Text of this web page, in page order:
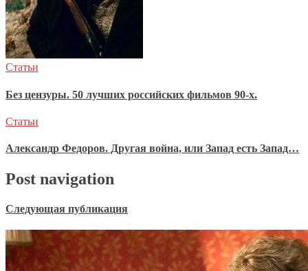
Статьи
Без цензуры. 50 лучших российских фильмов 90-х.
Статьи
Александр Федоров. Другая война, или Запад есть Запад…
Post navigation
Следующая публикация